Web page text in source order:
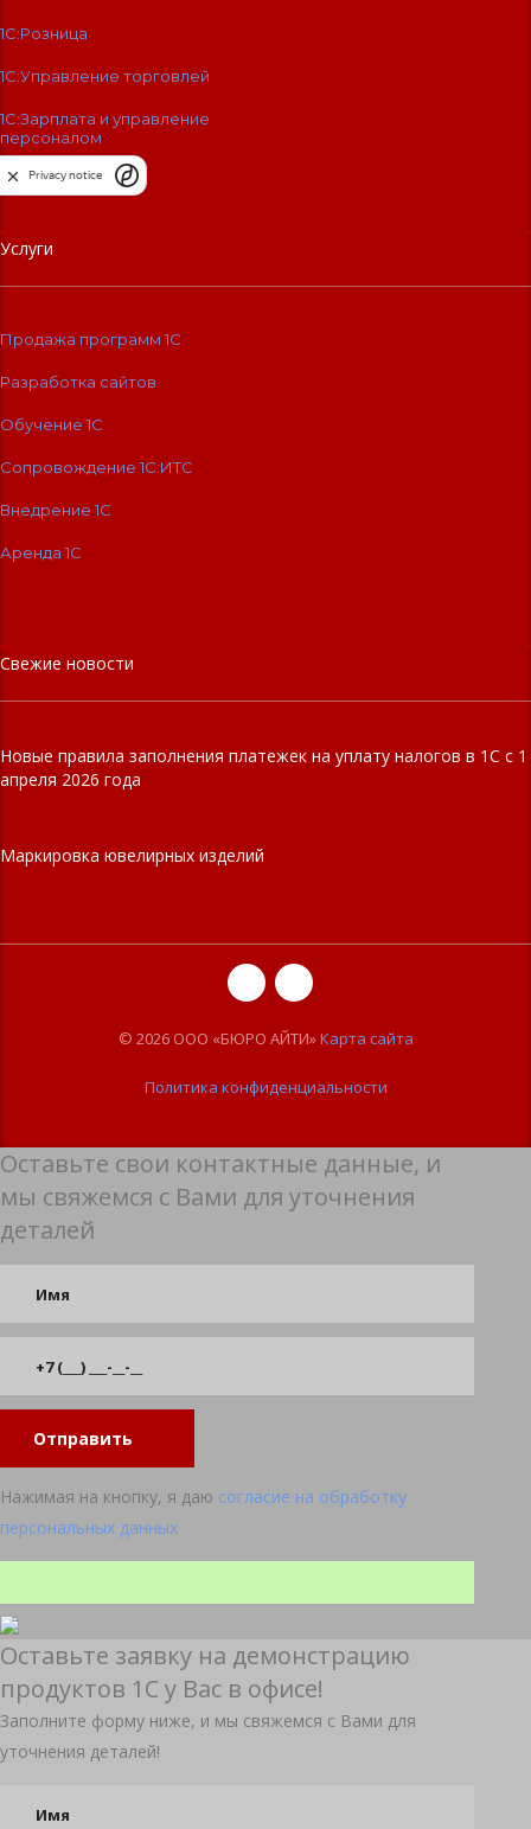
1С:Розница
1С:Управление торговлей
1С:Зарплата и управление
персоналом
Услуги
Продажа программ 1С
Разработка сайтов
Обучение 1С
Сопровождение 1C:ИТС
Внедрение 1С
Аренда 1С
Свежие новости
Новые правила заполнения платежек на уплату налогов в 1С с 1
апреля 2026 года
Маркировка ювелирных изделий
© 2026 ООО «БЮРО АЙТИ»Карта сайта
Политика конфиденциальности
Оставьте свои контактные данные, и
мы свяжемся с Вами для уточнения
деталей
Отправить
Нажимая на кнопку, я даю согласие на обработку
персональных данных
Оставьте заявку на демонстрацию
продуктов 1С у Вас в офисе!
Заполните форму ниже, и мы свяжемся с Вами для
уточнения деталей!
Privacy notice